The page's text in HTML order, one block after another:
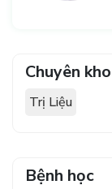
Chuyên
Trị Liệu
Bệnh học